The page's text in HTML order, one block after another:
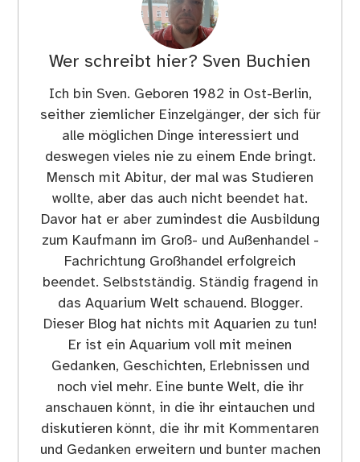
Wer schreibt hier? Sven Buchien
Ich bin Sven. Geboren 1982 in Ost-Berlin,
seither ziemlicher Einzelgänger, der sich für
alle möglichen Dinge interessiert und
deswegen vieles nie zu einem Ende bringt.
Mensch mit Abitur, der mal was Studieren
wollte, aber das auch nicht beendet hat.
Davor hat er aber zumindest die Ausbildung
zum Kaufmann im Groß- und Außenhandel -
Fachrichtung Großhandel erfolgreich
beendet. Selbstständig. Ständig fragend in
das Aquarium Welt schauend. Blogger.
Dieser Blog hat nichts mit Aquarien zu tun!
Er ist ein Aquarium voll mit meinen
Gedanken, Geschichten, Erlebnissen und
noch viel mehr. Eine bunte Welt, die ihr
anschauen könnt, in die ihr eintauchen und
diskutieren könnt, die ihr mit Kommentaren
und Gedanken erweitern und bunter machen